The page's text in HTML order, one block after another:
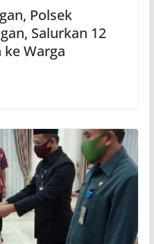
Polsek
Salurkan 12
Warga